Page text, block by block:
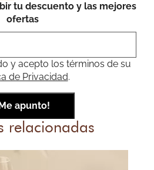
tu descuento y las mejores
ofertas
y acepto los términos de su
de Privacidad.
relacionadas